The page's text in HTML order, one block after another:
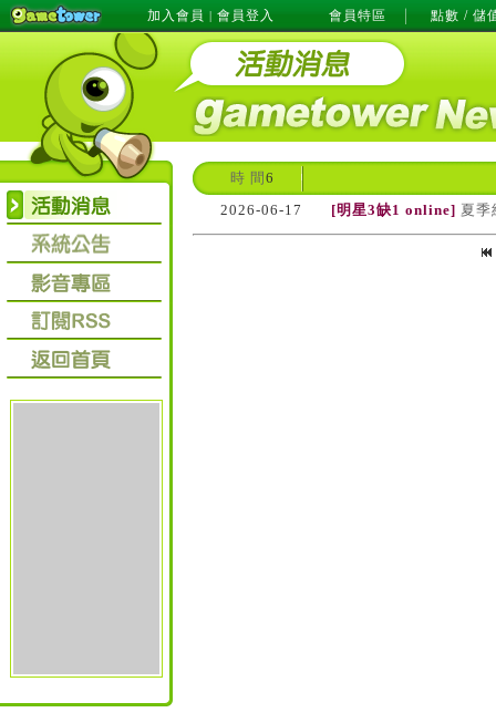
加入會員 | 會員登入 會員特區 點數 / 儲
時 間 6
2026-06-17
[明星3缺1 online] 夏季